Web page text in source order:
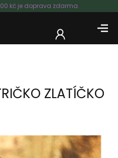
kč je doprava zdarma.
ZLATÍČKO